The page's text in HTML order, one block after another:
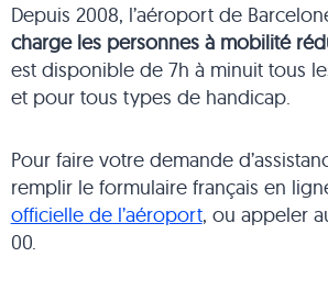
Depuis 2008, l’aéroport de
charge les personnes à mobilité
est disponible de 7h à minuit tous
et pour tous types de handicap.
Pour faire votre demande
remplir le formulaire français en
officielle de l’aéroport, ou appeler
00.